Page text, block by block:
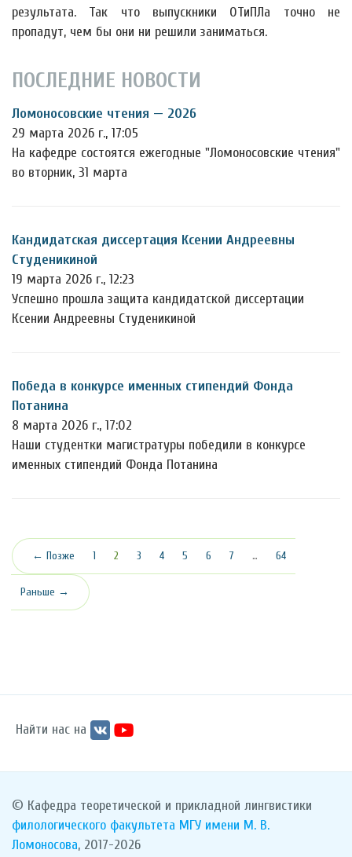
результата. Так что выпускники ОТиПЛа точно не
пропадут, чем бы они ни решили заниматься.
ПОСЛЕДНИЕ НОВОСТИ
Ломоносовские чтения — 2026
29 марта 2026 г., 17:05
На кафедре состоятся ежегодные "Ломоносовские чтения"
во вторник, 31 марта
Кандидатская диссертация Ксении Андреевны
Студеникиной
19 марта 2026 г., 12:23
Успешно прошла защита кандидатской диссертации
Ксении Андреевны Студеникиной
Победа в конкурсе именных стипендий Фонда
Потанина
8 марта 2026 г., 17:02
Наши студентки магистратуры победили в конкурсе
именных стипендий Фонда Потанина
← Позже 1 2 (текущая)
3 4 5 6 7 … 64
Раньше →
Найти нас на
© Кафедра теоретической и прикладной лингвистики
филологического факультета МГУ имени М. В.
Ломоносова, 2017-2026